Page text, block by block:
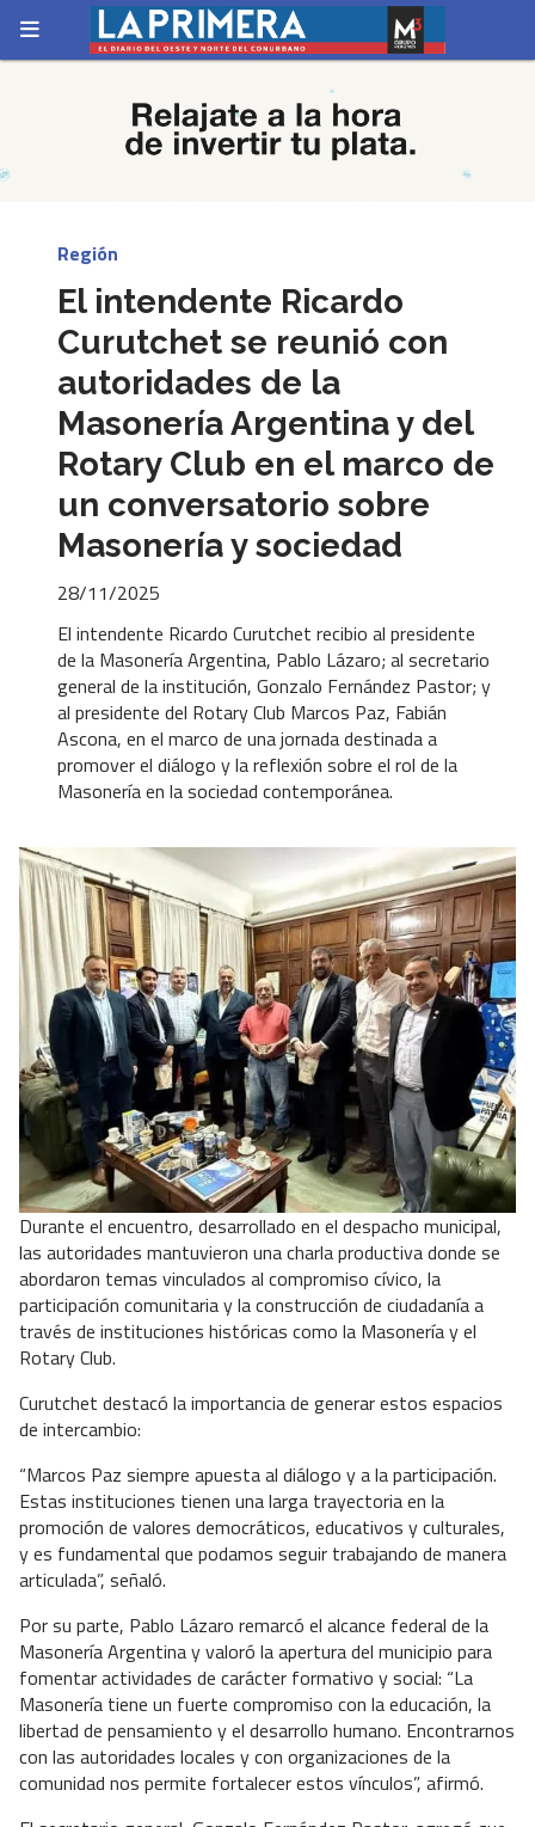
El intendente Ricardo
Curutchet se reunió con
autoridades de la
Masonería Argentina y del
Rotary Club en el marco de
un conversatorio sobre
Masonería y sociedad
El intendente Ricardo Curutchet recibio al presidente
de la Masonería Argentina, Pablo Lázaro; al secretario
general de la institución, Gonzalo Fernández Pastor; y
al presidente del Rotary Club Marcos Paz, Fabián
Ascona, en el marco de una jornada destinada a
promover el diálogo y la reflexión sobre el rol de la
Masonería en la sociedad contemporánea.
Región
28/11/2025
Durante el encuentro, desarrollado en el despacho municipal,
las autoridades mantuvieron una charla productiva donde se
abordaron temas vinculados al compromiso cívico, la
participación comunitaria y la construcción de ciudadanía a
través de instituciones históricas como la Masonería y el
Rotary Club.
Curutchet destacó la importancia de generar estos espacios
de intercambio:
“Marcos Paz siempre apuesta al diálogo y a la participación.
Estas instituciones tienen una larga trayectoria en la
promoción de valores democráticos, educativos y culturales,
y es fundamental que podamos seguir trabajando de manera
articulada”, señaló.
Por su parte, Pablo Lázaro remarcó el alcance federal de la
Masonería Argentina y valoró la apertura del municipio para
fomentar actividades de carácter formativo y social: “La
Masonería tiene un fuerte compromiso con la educación, la
libertad de pensamiento y el desarrollo humano. Encontrarnos
con las autoridades locales y con organizaciones de la
comunidad nos permite fortalecer estos vínculos”, afirmó.